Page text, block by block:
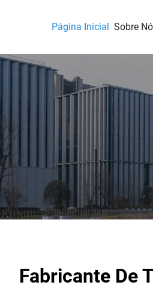
Página Inicial Sobre
Fabricante De